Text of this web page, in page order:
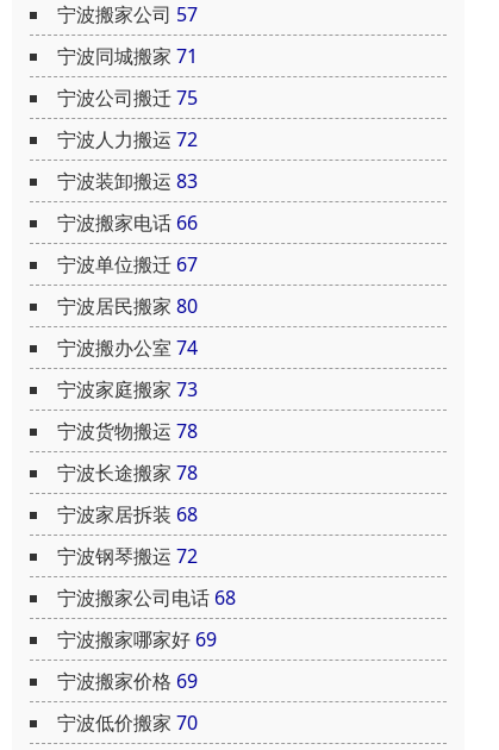
宁波搬家公司 57
宁波同城搬家 71
宁波公司搬迁75
宁波人力搬运 72
宁波装卸搬运 83
宁波搬家电话 66
宁波单位搬迁 67
宁波居民搬家 80
宁波搬办公室 74
宁波家庭搬家 73
宁波货物搬运 78
宁波长途搬家 78
宁波家居拆装 68
宁波钢琴搬运 72
宁波搬家公司电话 68
宁波搬家哪家好 69
宁波搬家价格 69
宁波低价搬家 70